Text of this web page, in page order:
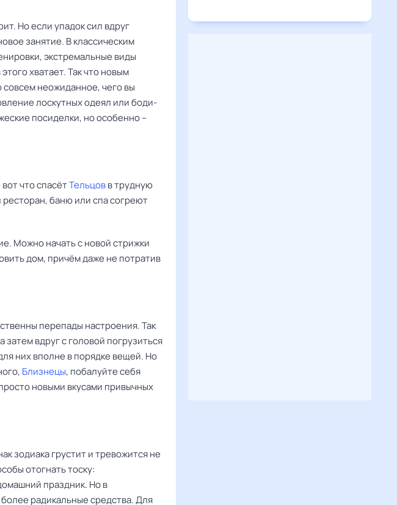
Но если упадок сил вдруг
занятие. В классическим
экстремальные виды
этого хватает. Так что новым
неожиданное, чего вы
лоскутных одеял или боди-
посиделки, но особенно –
что спасётТельцовв трудную
баню или спа согреют
Можно начать с новой стрижки
дом, причём даже не потратив
перепады настроения. Так
вдруг с головой погрузиться
них вполне в порядке вещей. Но
Близнецы, побалуйте себя
новыми вкусами привычных
зодиака грустит и тревожится не
отогнать тоску:
праздник. Но в
радикальные средства. Для